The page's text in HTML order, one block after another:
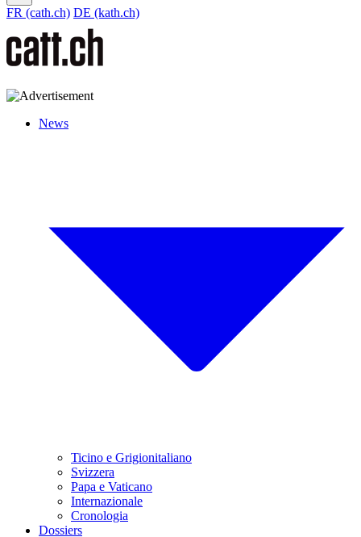
FR (cath.ch) DE (kath.ch)
News
Ticino e Grigionitaliano
Svizzera
Papa e Vaticano
Internazionale
Cronologia
Dossiers